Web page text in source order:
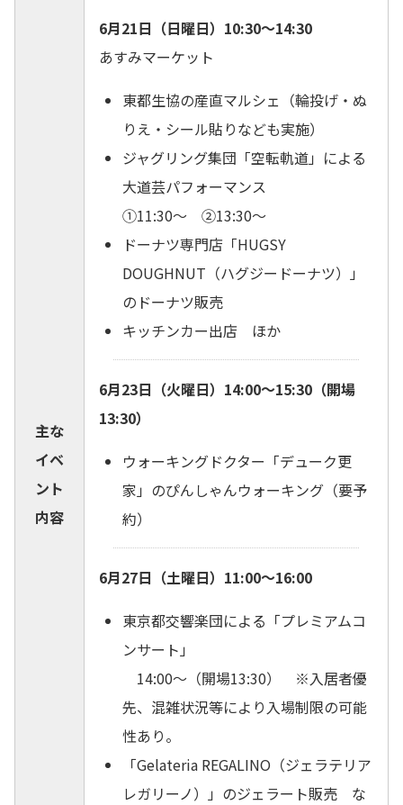
主な
イベ
ント
内容
6月21日（日曜日）10:30～14:30
あすみマーケット
東都生協の産直マルシェ（輪投げ・ぬ
りえ・シール貼りなども実施）
ジャグリング集団「空転軌道」による
大道芸パフォーマンス
①11:30～ ②13:30～
ドーナツ専門店「HUGSY
DOUGHNUT（ハグジードーナツ）」
のドーナツ販売
キッチンカー出店 ほか
6月23日（火曜日）14:00～15:30（開場
13:30）
ウォーキングドクター「デューク更
家」のぴんしゃんウォーキング（要予
約）
6月27日（土曜日）11:00～16:00
東京都交響楽団による「プレミアムコ
ンサート」
14:00～（開場13:30） ※入居者優
先、混雑状況等により入場制限の可能
性あり。
「Gelateria REGALINO（ジェラテリア
レガリーノ）」のジェラート販売 な